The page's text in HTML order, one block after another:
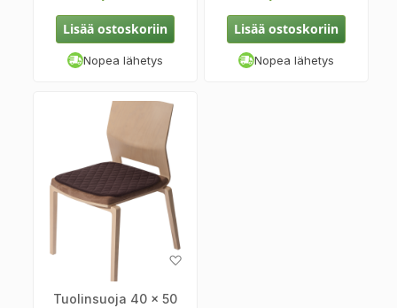
Lisää ostoskoriin
Nopea lähetys
Lisää ostoskoriin
Nopea lähetys
Tuolinsuoja 40 x 50